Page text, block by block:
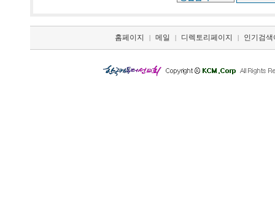
홈페이지 | 메일 | 디렉토리페이지 | 인기검색